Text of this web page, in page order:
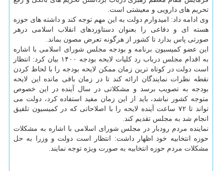
تحریم های دارویی و معیشتی است.
وی ادامه داد: امیدوارم دولت به این مهم توجه کند و داشته های حوزه
هسته ای و دفاعی را بعنوان دستاوردهای انقلاب اسلامی درهر
صورتی پاس بدارد تا کشور از هرگونه تعرض مصون بماند.
این عضو کمیسیون برنامه و بودجه مجلس شورای اسلامی با اشاره
به اقدام مجلس درباب رد کلیات لایحه بودجه ۱۴۰۰ بیان کرد: انتظار
است دولت در کوتاه ترین زمان ممکن لایحه بودجه را با لحاظ کردن
نقطه نظرات نمایندگان ارائه کند تا در زمان باقی مانده این لایحه
بودجه به تصویب برسد و مشکلاتی در سال آینده در این خصوص
متوجه کشور نباشد، باید از این زمان مفید استفاده کرد، دولت می
تواند تا ۷۲ ساعت آینده لایحه را با اصلاحاتی که در کمیسیون تلفیق
انجام شد به مجلس تقدیم کند.
نماینده مردم رودبار در مجلس شورای اسلامی با اشاره به مشکلات
حوزه انتخابیه خود اظهار داشت: انتظار است دولت و وزرا به حل
مشکلات مردم حوزه انتخابیه به صورت ویژه توجه نمایند.